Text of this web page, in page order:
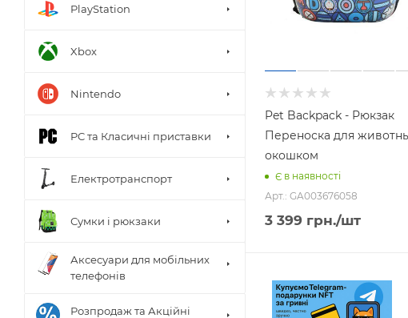
Pet Backpack - Рюкзак
Переноска для
окошком
Є в наявності
Арт.: GA003676058
3 399 грн./шт
PlayStation
Xbox
Nintendo
PC та Класичні приставки
Електротранспорт
Сумки і рюкзаки
Аксесуари для мобільних
телефонів
Розпродаж та Акційні